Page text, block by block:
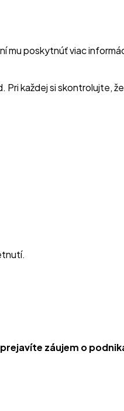
mu poskytnúť viac
každej si skontrolujte,
prejavíte záujem o